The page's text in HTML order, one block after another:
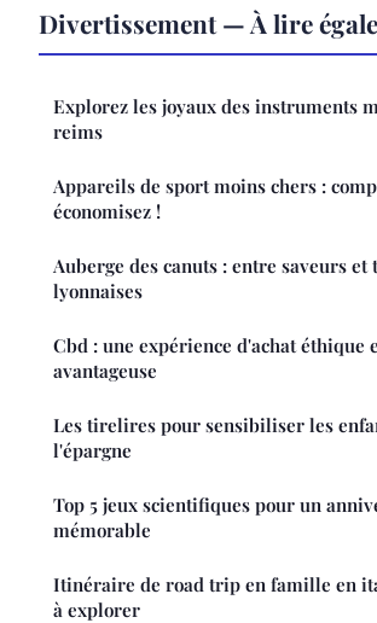
Divertissement — À lire
Explorez les joyaux des instruments
reims
Appareils de sport moins chers :
économisez !
Auberge des canuts : entre saveurs
lyonnaises
Cbd : une expérience d'achat éthique
avantageuse
Les tirelires pour sensibiliser les
l'épargne
Top 5 jeux scientifiques pour un
mémorable
Itinéraire de road trip en famille en
à explorer